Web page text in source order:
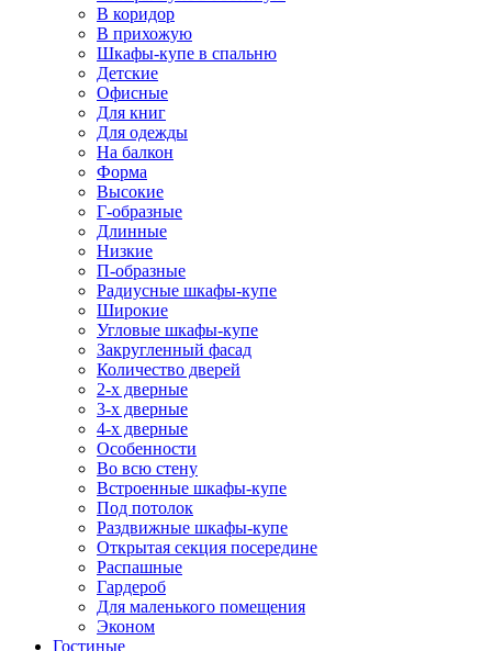
В коридор
В прихожую
Шкафы-купе в спальню
Детские
Офисные
Для книг
Для одежды
На балкон
Форма
Высокие
Г-образные
Длинные
Низкие
П-образные
Радиусные шкафы-купе
Широкие
Угловые шкафы-купе
Закругленный фасад
Количество дверей
2-х дверные
3-х дверные
4-х дверные
Особенности
Во всю стену
Встроенные шкафы-купе
Под потолок
Раздвижные шкафы-купе
Открытая секция посередине
Распашные
Гардероб
Для маленького помещения
Эконом
Гостиные